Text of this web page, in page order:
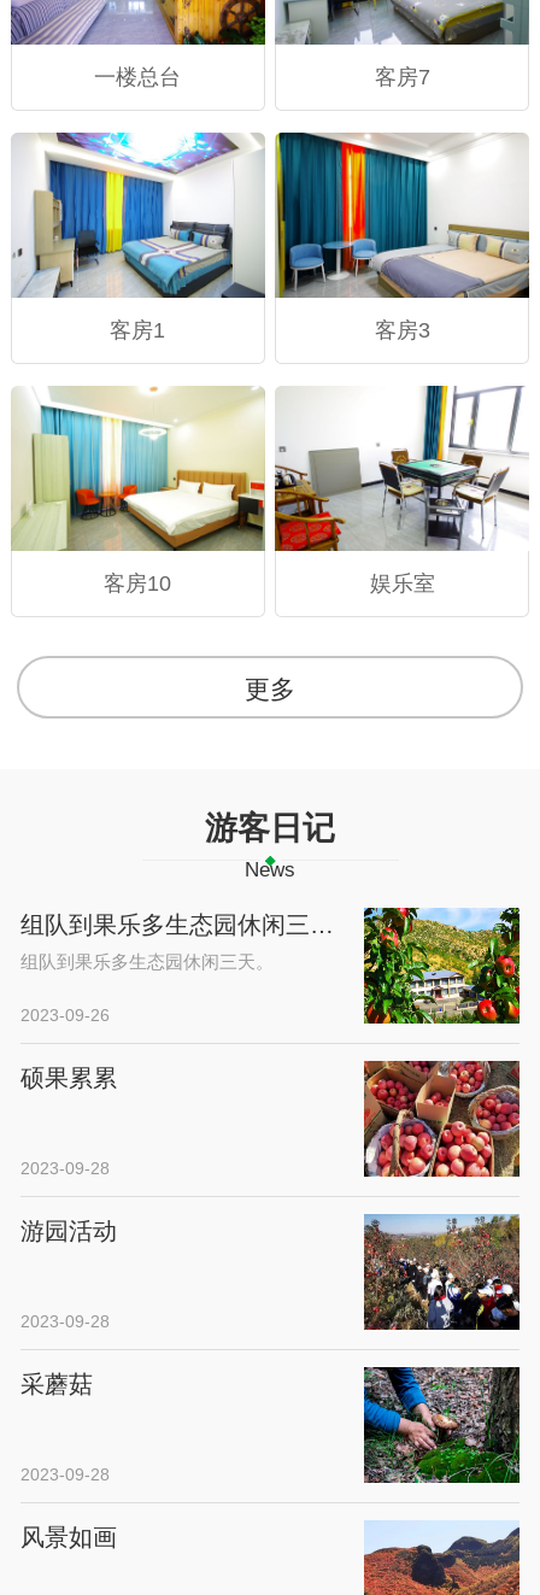
一楼总台 客房7
客房1 客房3
客房10 娱乐室
更多
游客日记
News
组队到果乐多生态园休闲三天。
组队到果乐多生态园休闲三天。
2023-09-26
硕果累累
2023-09-28
游园活动
2023-09-28
采蘑菇
2023-09-28
风景如画